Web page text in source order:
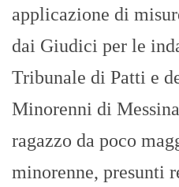
applicazione di
dai Giudici per le
Tribunale di Patti e
Minorenni di
ragazzo da poco
minorenne, presunti